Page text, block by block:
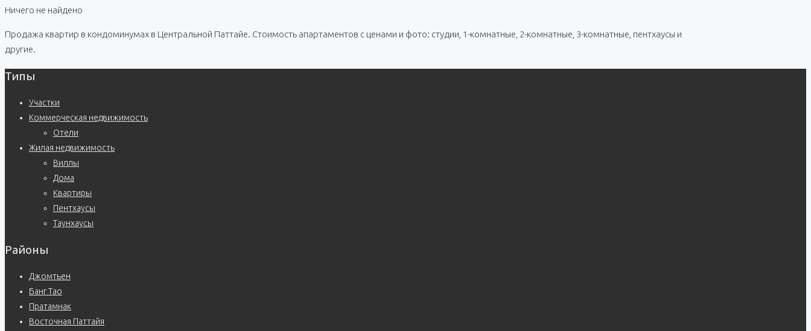
Ничего не найдено
Продажа квартир в кондоминумах в Центральной Паттайе. Стоимость апартаментов с ценами и фото: студии, 1-комнатные, 2-комнатные, 3-комнатные, пентхаусы и
другие.
Типы
Участки
Коммерческая недвижимость
Отели
Жилая недвижимость
Виллы
Дома
Квартиры
Пентхаусы
Таунхаусы
Районы
Джомтьен
Банг Тао
Пратамнак
Восточная Паттайя